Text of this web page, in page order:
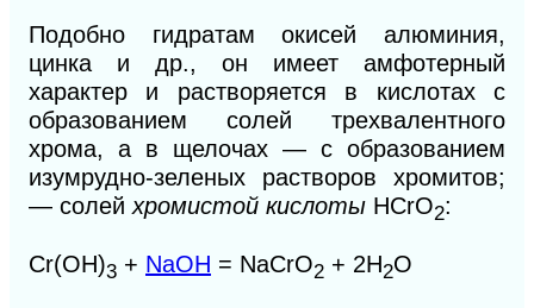
Подобно гидратам окисей алюминия,
цинка и др., он имеет амфотерный
характер и растворяется в кислотах с
образованием солей трехвалентного
хрома, а в щелочах — с образованием
изумрудно-зеленых растворов хромитов;
— солей хромистой кислоты НСrО2:
Сr(ОН)3 + NaOH = NaCrO2 + 2Н2O